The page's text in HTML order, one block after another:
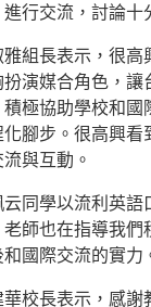
進行交流，討論十
雅組長表示，很高
扮演媒合角色，
積極協助學校和國
化腳步。很高興看
與互動。
云同學以流利英
老師也在指導我們
國際交流的實力
華校長表示，感